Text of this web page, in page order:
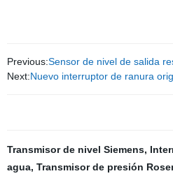
Previous:Sensor de nivel de salida
Next:Nuevo interruptor de ranura
Transmisor de nivel Siemens,
agua, Transmisor de presión